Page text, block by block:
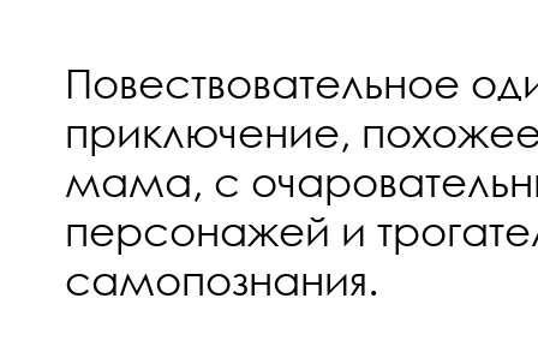
Повествовательное
приключение,
мама, с
персонажей и
самопознания.